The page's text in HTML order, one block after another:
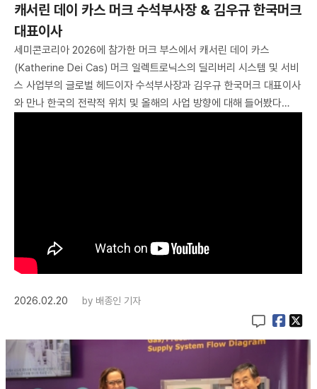
캐서린 데이 카스 머크 수석부사장 & 김우규 한국머크
대표이사
세미콘코리아 2026에 참가한 머크 부스에서 캐서린 데이 카스
(Katherine Dei Cas) 머크 일렉트로닉스의 딜리버리 시스템 및 서비
스 사업부의 글로벌 헤드이자 수석부사장과 김우규 한국머크 대표이사
와 만나 한국의 전략적 위치 및 올해의 사업 방향에 대해 들어봤다…
2026.02.20 by 배종인 기자